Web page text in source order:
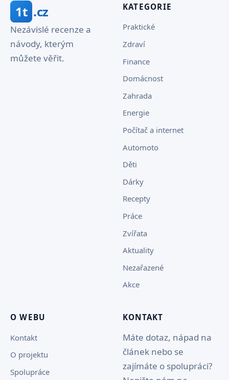
1t .cz
Nezávislé recenze a
návody, kterým
můžete věřit.
KATEGORIE
Praktické
Zdraví
Finance
Domácnost
Zahrada
Energie
Počítač a internet
Automoto
Děti
Dárky
Recepty
Práce
Zvířata
Aktuality
Nezařazené
Akce
O WEBU
Kontakt
O projektu
Spolupráce
KONTAKT
Máte dotaz, nápad na
článek nebo se
zajímáte o spolupráci?